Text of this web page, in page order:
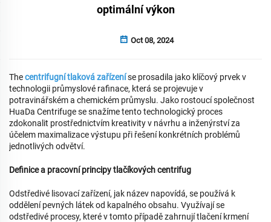
optimální výkon
Oct 08, 2024
Thecentrifugní tlaková zařízeníse prosadila jako klíčový prvek v
technologii průmyslové rafinace, která se projevuje v
potravinářském a chemickém průmyslu. Jako rostoucí společnost
HuaDa Centrifuge se snažíme tento technologický proces
zdokonalit prostřednictvím kreativity v návrhu a inženýrství za
účelem maximalizace výstupu při řešení konkrétních problémů
jednotlivých odvětví.
Definice a pracovní principy tlačíkových centrifug
Odstředivé lisovací zařízení, jak název napovídá, se používá k
oddělení pevných látek od kapalného obsahu. Využívají se
odstředivé procesy, které v tomto případě zahrnují tlačení krmení